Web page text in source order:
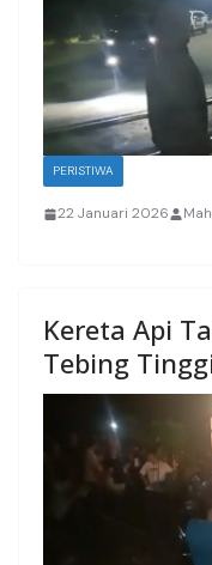
PERISTIWA
22 Januari 2026
Kereta Api
Tebing